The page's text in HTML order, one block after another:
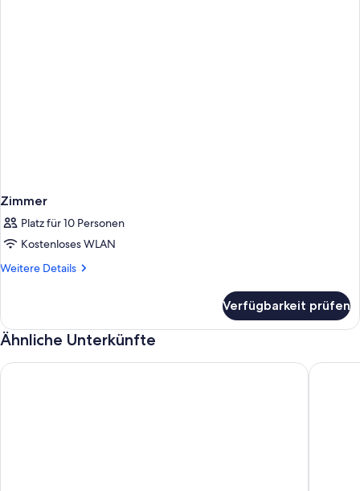
Zimmer
Platz für 10 Personen
Kostenloses WLAN
Weitere Details
Weitere
Verfügbarkeit prüfen
Ähnliche Unterkünfte
HOSTAL TALAMANCA HAB. DB BALCON - Gemütliche